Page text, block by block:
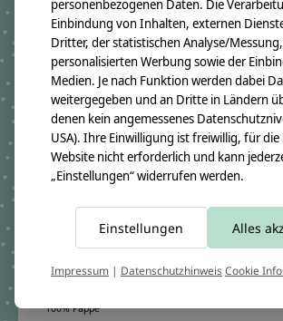
Unterstoff:Lila mit Sternen Weiß
Schriftfarbe:Pink
Motiv:Paillettenstern
Produktangaben:
Geschwistertüte Michelle 2018
GTIN: 4250608111677
Bezugsmaß:
Rohlingmaß:
Durchmesser ca. 11cm
100% Baumwollstoff OEKO-TEX 100
100% Pappe
personenbezogenen Daten. Die
Einbindung von Inhalten, externen
Dritter, der statistischen Analyse/
personalisierten Werbung sowie der
Medien. Je nach Funktion werden dabei
weitergegeben und an Dritte in Ländern
denen kein angemessenes
USA). Ihre Einwilligung ist freiwillig, für
Website nicht erforderlich und kann
„Einstellungen“ widerrufen werden.
Einstellungen Alles
Impressum | DatenschutzhinweisCookie